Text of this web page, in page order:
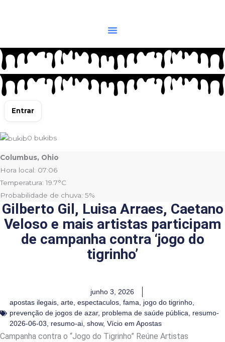
Entrar
0 bukibs
Columbus, Ohio
Hora local: 07:06
Temperatura: 19.7°C
Probabilidade de chuva: 5%
Gilberto Gil, Luisa Arraes, Caetano
Veloso e mais artistas participam
de campanha contra ‘jogo do
tigrinho’
junho 3, 2026
apostas ilegais, arte, espectaculos, fama, jogo do tigrinho,
prevenção de jogos de azar, problema de saúde pública, resumo-
2026-06-03, resumo-ai, show, Vício em Apostas
Campanha contra o “Jogo do Tigrinho” Reúne Artistas